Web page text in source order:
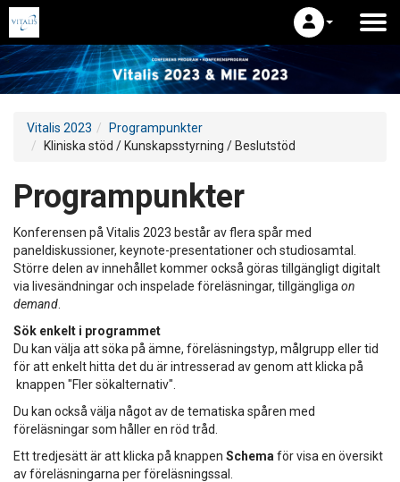
Vitalis 2023
Programpunkter
Kliniska stöd / Kunskapsstyrning / Beslutstöd
Programpunkter
Konferensen på Vitalis 2023 består av flera spår med
paneldiskussioner, keynote-presentationer och studiosamtal.
Större delen av innehållet kommer också göras tillgängligt digitalt
via livesändningar och inspelade föreläsningar, tillgängliga on
demand
Sök enkelt i programmet
Du kan välja att söka på ämne, föreläsningstyp, målgrupp eller tid
för att enkelt hitta det du är intresserad av genom att klicka på
knappen "Fler sökalternativ".
Du kan också välja något av de tematiska spåren med
föreläsningar som håller en röd tråd.
Ett tredjesätt är att klicka på knappen Schema för visa en översikt
av föreläsningarna per föreläsningssal.